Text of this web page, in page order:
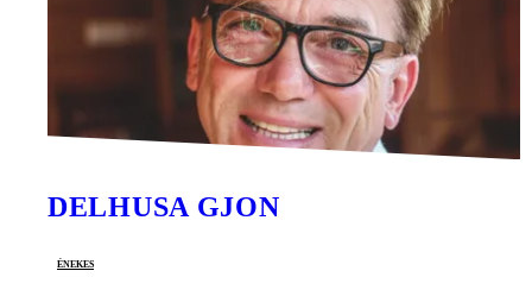
DELHUSA GJON
énekes